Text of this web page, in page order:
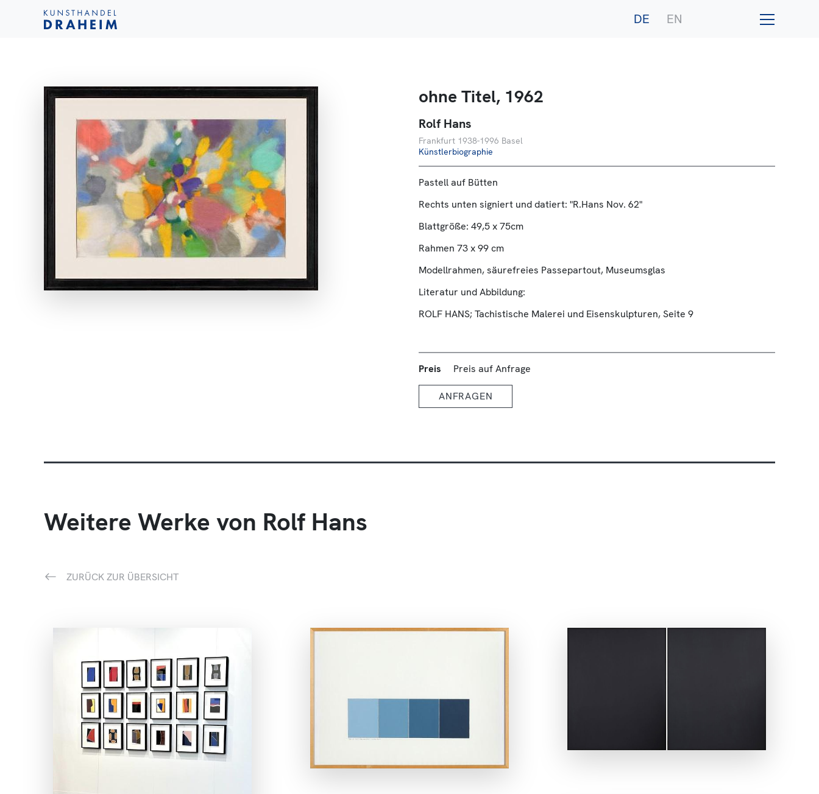
DE EN
ohne Titel, 1962
Rolf Hans
Frankfurt 1938-1996 Basel
Künstlerbiographie
Pastell auf Bütten
Rechts unten signiert und datiert: "R.Hans Nov. 62"
Blattgröße: 49,5 x 75cm
Rahmen 73 x 99 cm
Modellrahmen, säurefreies Passepartout, Museumsglas
Literatur und Abbildung:
ROLF HANS; Tachistische Malerei und Eisenskulpturen, Seite 9
Preis Preis auf Anfrage
ANFRAGEN
Weitere Werke von Rolf Hans
ZURÜCK ZUR ÜBERSICHT
ANSEHEN